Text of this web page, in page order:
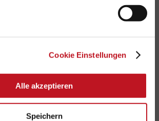
Cookie Einstellungen
Alle akzeptieren
Speichern
Downloads
FAQ